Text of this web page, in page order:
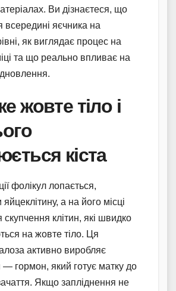
Ви дізнаєтеся, що
всередині яєчника на
як виглядає процес на
та що реально впливає на
жовте тіло і
кіста
фолікул лопається,
а на його місці
клітин, які швидко
на жовте тіло. Ця
активно виробляє
— гормон, який готує матку до
Якщо запліднення не